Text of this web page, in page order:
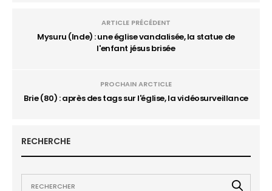
ARTICLE PRÉCÉDENT
Mysuru (Inde) : une église vandalisée, la statue de
l'enfant jésus brisée
PROCHAIN ARCTICLE
Brie (80) : après des tags sur l'église, la vidéosurveillance
RECHERCHE